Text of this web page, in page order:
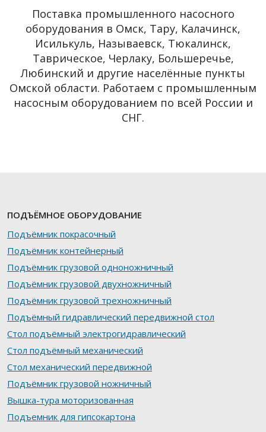
Поставка промышленного насосного
оборудования в Омск, Тару, Калачинск,
Исилькуль, Называевск, Тюкалинск,
Таврическое, Черлаку, Большеречье,
Любинский и другие населённые пункты
Омской области. Работаем с промышленным
насосным оборудованием по всей России и
СНГ.
ПОДЪЁМНОЕ ОБОРУДОВАНИЕ
Подъёмник покрасочный
Подъёмник контейнерный
Подъёмник грузовой одноножничный
Подъёмник грузовой двухножничный
Подъёмник грузовой трехножничный
Подъёмный гидравлический передвижной стол
Стол подъёмный электрогидравлический
Стол подъёмный механический
Стол механический передвижной
Подъёмник грузовой ножничный
Вышка-тура моторизованная
Подъемник для гипсокартона